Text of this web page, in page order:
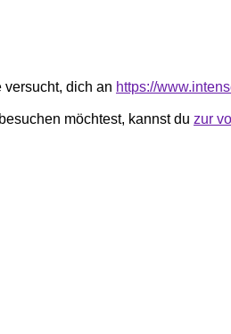
versucht, dich an https://
möchtest, kannst du zur